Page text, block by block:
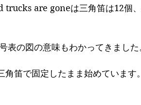
are goneは三角笛は12個
表の図の意味もわかってきました
笛で固定したまま始めています。